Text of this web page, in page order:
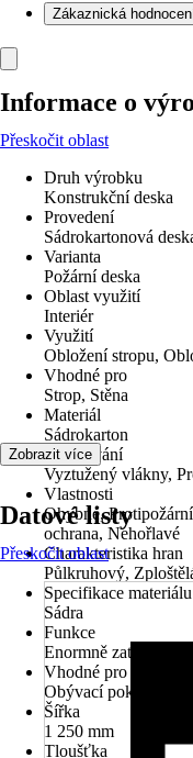
Zákaznická
Informace o
Přeskočit oblast
Druh výrobku
Konstrukční deska
Provedení
Sádrokartonová
Varianta
Požární deska
Oblast využití
Interiér
Využití
Obložení stropu,
Vhodné pro
Strop, Stěna
Materiál
Sádrokarton
Zpracování
Vyztužený vlákny,
Vlastnosti
Ohybné,
ochrana, Nehořlavé
Charakteristika hran
Půlkruhový,
Specifikace materiálu
Sádra
Funkce
Enormně zatížitelné
Vhodné pro prostory
Obývací pokoj,
Šířka
1 250 mm
Tloušťka
Zobrazit více
Datové listy
Přeskočit oblast